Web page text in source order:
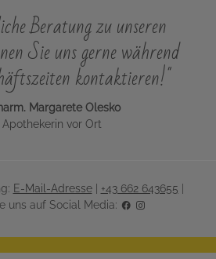
Beratung zu unseren
Sie uns gerne während
kontaktieren!"
Margarete Olesko
Apothekerin vor Ort
E-Mail-Adresse| +43 662 643655
uns auf Social Media: